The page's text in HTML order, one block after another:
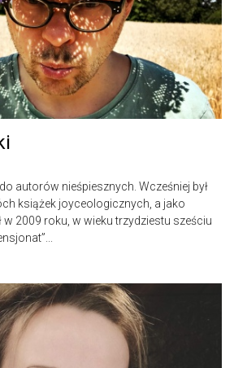
autorów nieśpiesznych. Wcześniej był
książek joyceologicznych, a jako
w 2009 roku, w wieku trzydziestu sześciu